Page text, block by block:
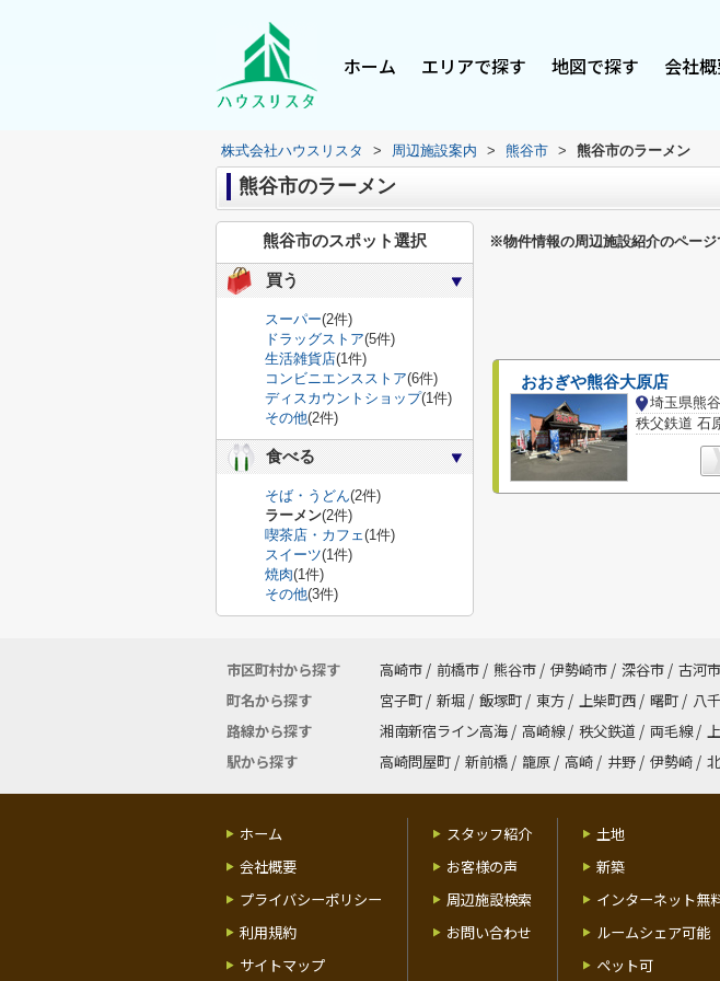
ホーム エリアで探す 地図で探す 会社
株式会社ハウスリスタ > 周辺施設案内 > 熊谷市 > 熊谷市のラーメン
熊谷市のラーメン
※物件情報の周辺施設紹介のページ
おおぎや熊谷大原店
埼玉県熊
秩父鉄道 石
熊谷市のスポット選択
買う
スーパー(2件)
ドラッグストア(5件)
生活雑貨店(1件)
コンビニエンスストア(6件)
ディスカウントショップ(1件)
その他(2件)
食べる
そば・うどん(2件)
ラーメン(2件)
喫茶店・カフェ(1件)
スイーツ(1件)
焼肉(1件)
その他(3件)
市区町村から探す 高崎市 / 前橋市 / 熊谷市 / 伊勢崎市 / 深谷市 / 古河市
町名から探す
宮子町 / 新堀 / 飯塚町 / 東方 / 上柴町西 / 曙町 / 八
路線から探す
湘南新宿ライン高海 / 高崎線 / 秩父鉄道 / 両毛線 /
駅から探す
高崎問屋町 / 新前橋 / 籠原 / 高崎 / 井野 / 伊勢崎 /
ホーム
会社概要
プライバシーポリシー
利用規約
サイトマップ
スタッフ紹介
お客様の声
周辺施設検索
お問い合わせ
土地
新築
インターネット無
ルームシェア可能
ペット可